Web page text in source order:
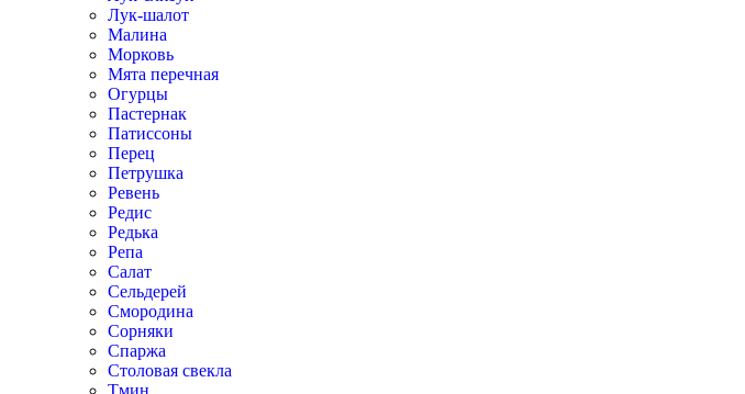
Лук-шалот
Малина
Морковь
Мята перечная
Огурцы
Пастернак
Патиссоны
Перец
Петрушка
Ревень
Редис
Редька
Репа
Салат
Сельдерей
Смородина
Сорняки
Спаржа
Столовая свекла
Тмин